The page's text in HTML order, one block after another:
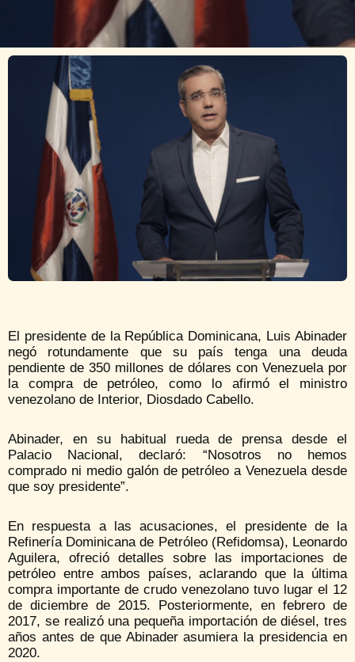
El presidente de la República Dominicana, Luis Abinader
negó rotundamente que su país tenga una deuda
pendiente de 350 millones de dólares con Venezuela por
la compra de petróleo, como lo afirmó el ministro
venezolano de Interior, Diosdado Cabello.
Abinader, en su habitual rueda de prensa desde el
Palacio Nacional, declaró: “Nosotros no hemos
comprado ni medio galón de petróleo a Venezuela desde
que soy presidente”.
En respuesta a las acusaciones, el presidente de la
Refinería Dominicana de Petróleo (Refidomsa), Leonardo
Aguilera, ofreció detalles sobre las importaciones de
petróleo entre ambos países, aclarando que la última
compra importante de crudo venezolano tuvo lugar el 12
de diciembre de 2015. Posteriormente, en febrero de
2017, se realizó una pequeña importación de diésel, tres
años antes de que Abinader asumiera la presidencia en
2020.